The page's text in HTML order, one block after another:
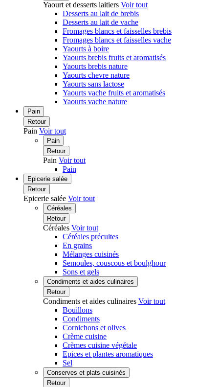
Yaourt et desserts laitiers Voir tout
Desserts au lait de brebis
Desserts au lait de vache
Fromages blancs et faisselles brebis
Fromages blancs et faisselles vache
Yaourts à boire
Yaourts brebis fruits et aromatisés
Yaourts brebis nature
Yaourts chevre nature
Yaourts sans lactose
Yaourts vache fruits et aromatisés
Yaourts vache nature
Pain
Retour
Pain Voir tout
Pain
Retour
Pain Voir tout
Pain
Epicerie salée
Retour
Epicerie salée Voir tout
Céréales
Retour
Céréales Voir tout
Céréales précuites
En grains
Mélanges cuisinés
Semoules, couscous et boulghour
Sons et gels
Condiments et aides culinaires
Retour
Condiments et aides culinaires Voir tout
Bouillons
Condiments
Cornichons et olives
Crème cuisine
Crèmes cuisine végétale
Epices et plantes aromatiques
Sel
Conserves et plats cuisinés
Retour